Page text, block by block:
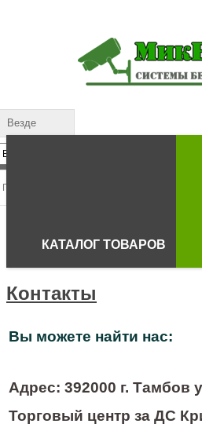
Везде
КАТАЛОГ ТОВАРОВ
Контакты
Вы можете найти нас:
Адрес: 392000 г. Тамбов
Торговый центр за ДС